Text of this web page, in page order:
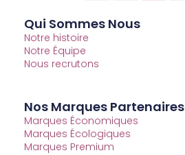
Qui Sommes Nous
Notre histoire
Notre Équipe
Nous recrutons
Nos Marques Partenaires
Marques Économiques
Marques Écologiques
Marques Premium